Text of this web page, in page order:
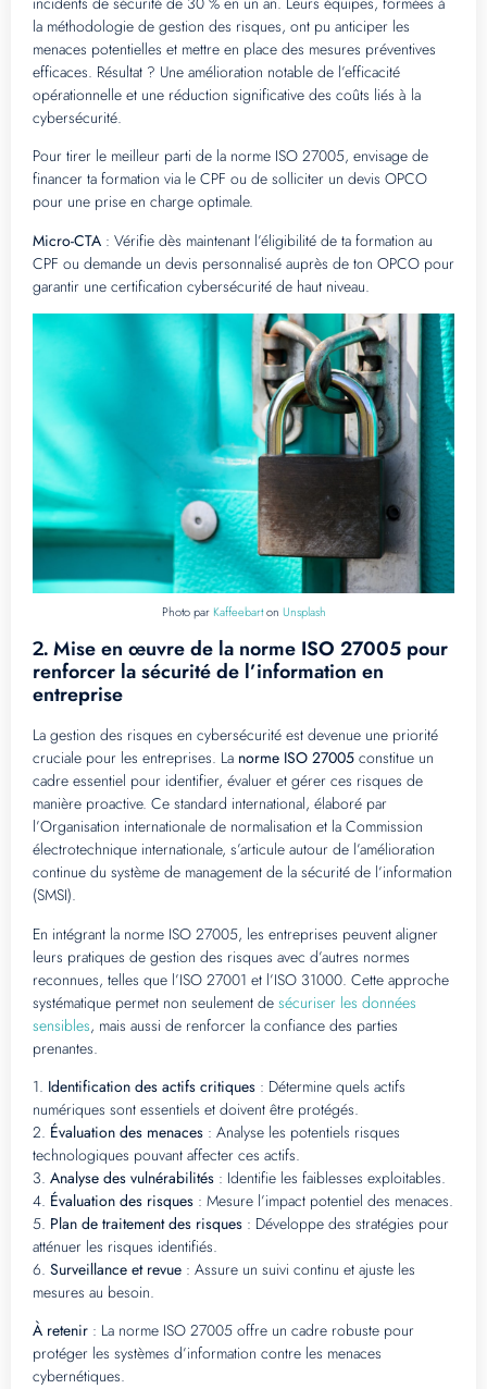
la méthodologie de gestion des risques, ont pu anticiper les
menaces potentielles et mettre en place des mesures préventives
efficaces. Résultat ? Une amélioration notable de l’efficacité
opérationnelle et une réduction significative des coûts liés à la
cybersécurité.
Pour tirer le meilleur parti de la norme ISO 27005, envisage de
financer ta formation via le CPF ou de solliciter un devis OPCO
pour une prise en charge optimale.
Micro-CTA : Vérifie dès maintenant l’éligibilité de ta formation au
CPF ou demande un devis personnalisé auprès de ton OPCO pour
garantir une certification cybersécurité de haut niveau.
Photo par Kaffeebarton Unsplash
2. Mise en œuvre de la norme ISO 27005 pour
renforcer la sécurité de l’information en
entreprise
La gestion des risques en cybersécurité est devenue une priorité
cruciale pour les entreprises. La norme ISO 27005 constitue un
cadre essentiel pour identifier, évaluer et gérer ces risques de
manière proactive. Ce standard international, élaboré par
l’Organisation internationale de normalisation et la Commission
électrotechnique internationale, s’articule autour de l’amélioration
continue du système de management de la sécurité de l’information
(SMSI).
En intégrant la norme ISO 27005, les entreprises peuvent aligner
leurs pratiques de gestion des risques avec d’autres normes
reconnues, telles que l’ISO 27001 et l’ISO 31000. Cette approche
systématique permet non seulement de sécuriser les données
sensibles, mais aussi de renforcer la confiance des parties
prenantes.
1. Identification des actifs critiques : Détermine quels actifs
numériques sont essentiels et doivent être protégés.
2. Évaluation des menaces : Analyse les potentiels risques
technologiques pouvant affecter ces actifs.
3. Analyse des vulnérabilités : Identifie les faiblesses exploitables.
4. Évaluation des risques : Mesure l’impact potentiel des menaces.
5. Plan de traitement des risques : Développe des stratégies pour
atténuer les risques identifiés.
6. Surveillance et revue : Assure un suivi continu et ajuste les
mesures au besoin.
À retenir : La norme ISO 27005 offre un cadre robuste pour
protéger les systèmes d’information contre les menaces
cybernétiques.